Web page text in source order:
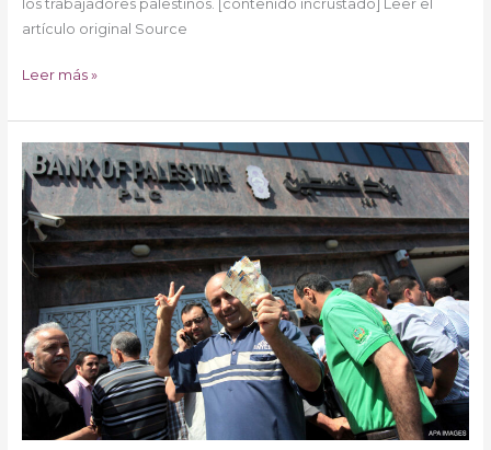
los trabajadores palestinos. [contenido incrustado] Leer el
artículo original Source
Leer más »
La
politización
del
empleo
y
los
salarios
del
sector
público
en
Cisjordania